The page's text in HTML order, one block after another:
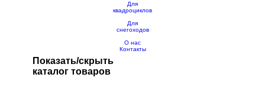
Для
квадроциклов
Для
снегоходов
О нас
Контакты
Показать/скрыть
каталог товаров